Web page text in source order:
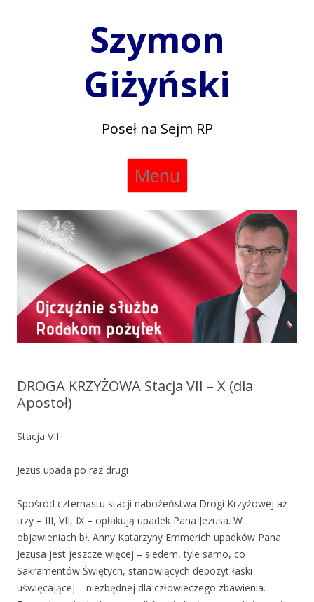
Szymon
Giżyński
Poseł na Sejm RP
Menu
Skip
DROGA KRZYŻOWA Stacja VII – X (dla
Apostoł)
Stacja VII
Jezus upada po raz drugi
Spośród czternastu stacji nabożeństwa Drogi Krzyżowej aż
trzy – III, VII, IX – opłakują upadek Pana Jezusa. W
objawieniach bł. Anny Katarzyny Emmerich upadków Pana
Jezusa jest jeszcze więcej – siedem, tyle samo, co
Sakramentów Świętych, stanowiących depozyt łaski
uświęcającej – niezbędnej dla człowieczego zbawienia.